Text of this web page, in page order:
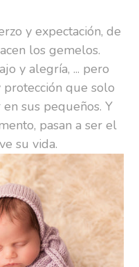
y expectación, de
los gemelos.
y alegría, ... pero
que solo
sus pequeños. Y
pasan a ser el
su vida.